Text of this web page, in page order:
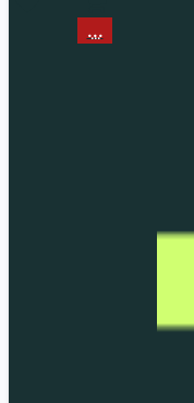
...
...